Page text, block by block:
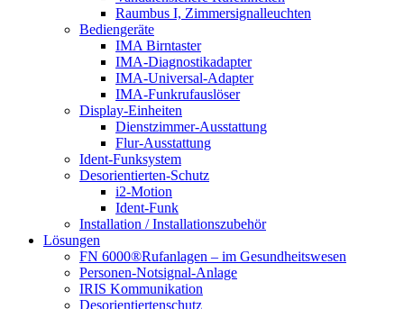
Raumbus I, Zimmersignalleuchten
Bediengeräte
IMA Birntaster
IMA-Diagnostikadapter
IMA-Universal-Adapter
IMA-Funkrufauslöser
Display-Einheiten
Dienstzimmer-Ausstattung
Flur-Ausstattung
Ident-Funksystem
Desorientierten-Schutz
i2-Motion
Ident-Funk
Installation / Installationszubehör
Lösungen
FN 6000®Rufanlagen – im Gesundheitswesen
Personen-Notsignal-Anlage
IRIS Kommunikation
Desorientiertenschutz